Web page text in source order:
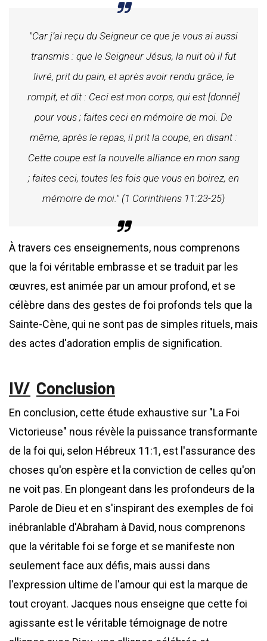
"Car j’ai reçu du Seigneur ce que je vous ai aussi
transmis : que le Seigneur Jésus, la nuit où il fut
livré, prit du pain, et après avoir rendu grâce, le
rompit, et dit : Ceci est mon corps, qui est [donné]
pour vous ; faites ceci en mémoire de moi. De
même, après le repas, il prit la coupe, en disant :
Cette coupe est la nouvelle alliance en mon sang
; faites ceci, toutes les fois que vous en boirez, en
mémoire de moi." (1 Corinthiens 11:23-25)
À travers ces enseignements, nous comprenons
que la foi véritable embrasse et se traduit par les
œuvres, est animée par un amour profond, et se
célèbre dans des gestes de foi profonds tels que la
Sainte-Cène, qui ne sont pas de simples rituels, mais
des actes d'adoration emplis de signification.
Conclusion
En conclusion, cette étude exhaustive sur "La Foi
Victorieuse" nous révèle la puissance transformante
de la foi qui, selon Hébreux 11:1, est l'assurance des
choses qu'on espère et la conviction de celles qu'on
ne voit pas. En plongeant dans les profondeurs de la
Parole de Dieu et en s'inspirant des exemples de foi
inébranlable d'Abraham à David, nous comprenons
que la véritable foi se forge et se manifeste non
seulement face aux défis, mais aussi dans
l'expression ultime de l'amour qui est la marque de
tout croyant. Jacques nous enseigne que cette foi
agissante est le véritable témoignage de notre